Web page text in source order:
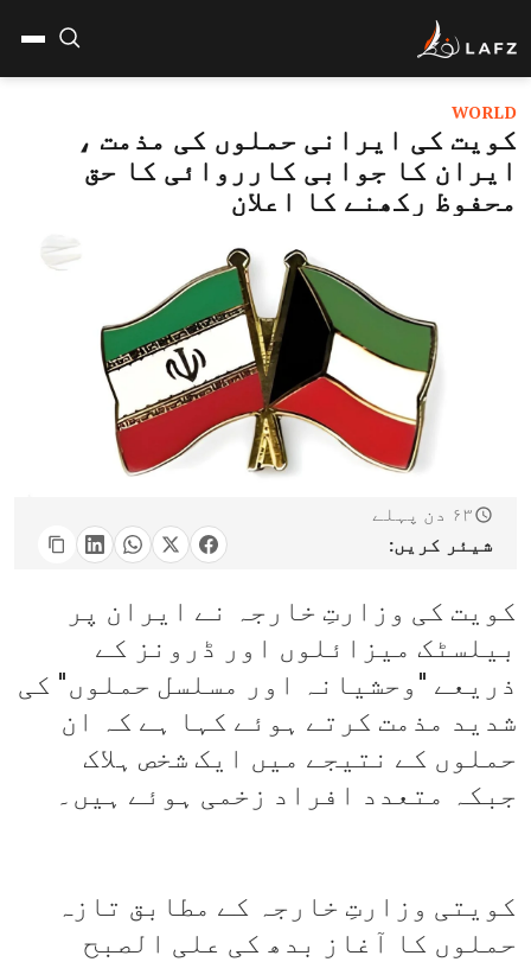
WORLD
کویت کی ایرانی حملوں کی مذمت ،
ایران کا جوابی کارروائی کا حق
محفوظ رکھنے کا اعلان
۶۳ دن پہلے
شیئر کریں:
کویت کی وزارتِ خارجہ نے ایران پر
بیلسٹک میزائلوں اور ڈرونز کے
ذریعے "وحشیانہ اور مسلسل حملوں" کی
شدید مذمت کرتے ہوئے کہا ہے کہ ان
حملوں کے نتیجے میں ایک شخص ہلاک
جبکہ متعدد افراد زخمی ہوئے ہیں۔
کویتی وزارتِ خارجہ کے مطابق تازہ
حملوں کا آغاز بدھ کی علی الصبح